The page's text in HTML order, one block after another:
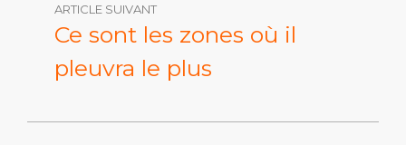
ARTICLE SUIVANT
Ce sont les zones où il
pleuvra le plus